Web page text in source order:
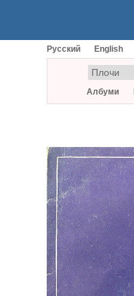
Русский English
Албуми